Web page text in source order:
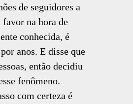
de seguidores a
na hora de
conhecida, é
anos. E disse que
então decidiu
fenômeno.
com certeza é